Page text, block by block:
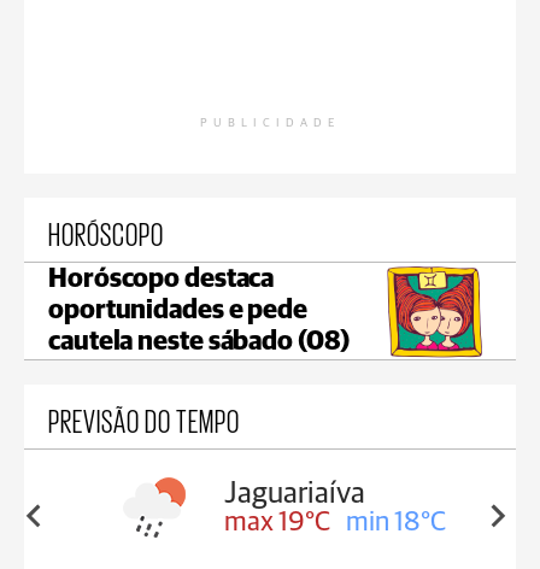
PUBLICIDADE
HORÓSCOPO
Horóscopo destaca
oportunidades e pede
cautela neste sábado (08)
PREVISÃO DO TEMPO
18°C
Tibagi
max 19°C min 18°C